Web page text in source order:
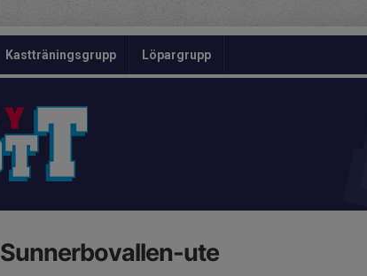
Kastträningsgrupp Löpargrupp
Sunnerbovallen-ute